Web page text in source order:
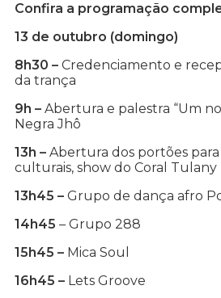
Confira a programação
13 de outubro (domingo)
8h30 – Credenciamento e
da trança
9h – Abertura e palestra “Um
Negra Jhô
13h – Abertura dos portões para
culturais, show do Coral Tulany
13h45 – Grupo de dança afro
14h45 – Grupo 288
15h45 – Mica Soul
16h45 – Lets Groove